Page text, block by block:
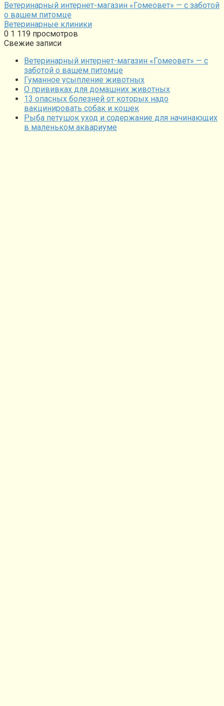
Ветеринарный интернет-магазин «Гомеовет» — с заботой
о вашем питомце
Ветеринарные клиники
0 1 119 просмотров
Свежие записи
Ветеринарный интернет-магазин «Гомеовет» — с
заботой о вашем питомце
Гуманное усыпление животных
О прививках для домашних животных
13 опасных болезней от которых надо
вакцинировать собак и кошек
Рыба петушок уход и содержание для начинающих
в маленьком аквариуме